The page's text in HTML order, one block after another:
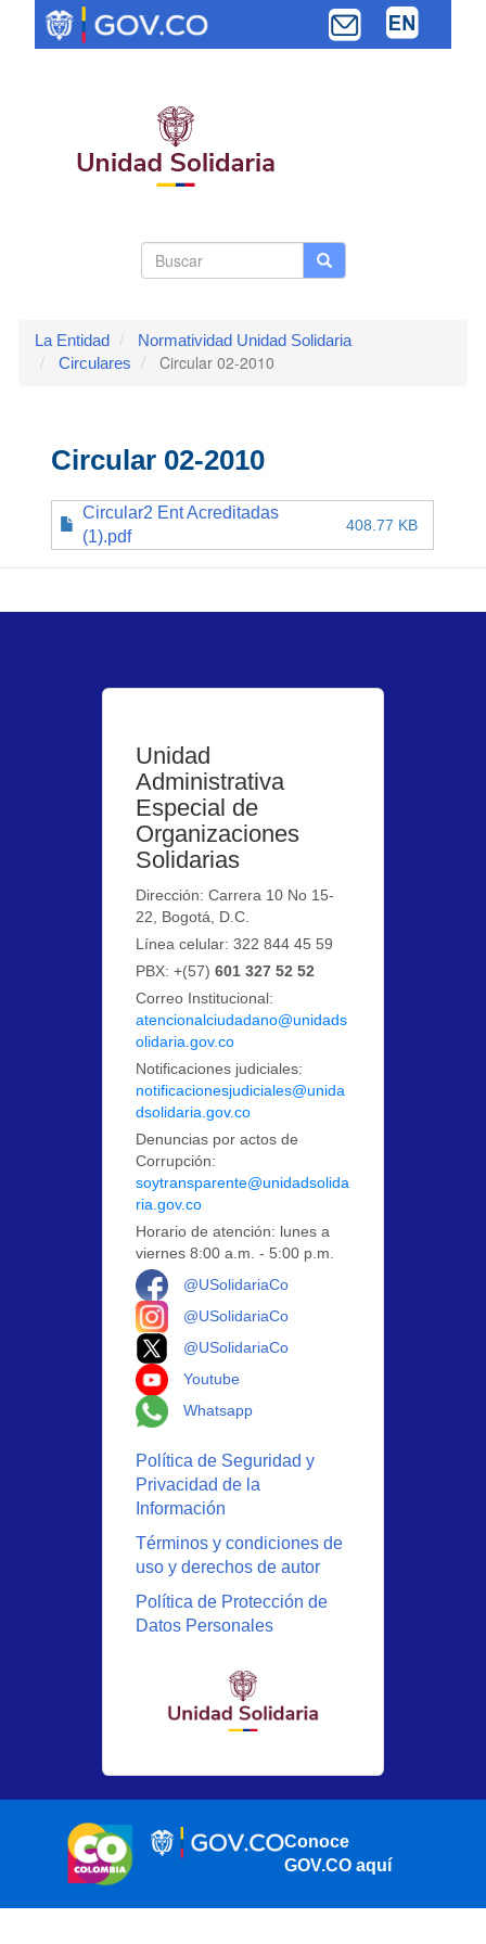
contenido
Buscar Buscar
La Entidad
Normatividad Unidad Solidaria
Circulares
Circular 02-2010
Circular 02-2010
Circular2 Ent Acreditadas
(1).pdf
408.77 KB
Unidad
Administrativa
Especial de
Organizaciones
Solidarias
Dirección: Carrera 10 No 15-
22, Bogotá, D.C.
Línea celular: 322 844 45 59
PBX: +(57)601 327 52 52
Correo Institucional:
atencionalciudadano@unidads
olidaria.gov.co
Notificaciones judiciales:
notificacionesjudiciales@unida
dsolidaria.gov.co
Denuncias por actos de
Corrupción:
soytransparente@unidadsolida
ria.gov.co
Horario de atención: lunes a
viernes 8:00 a.m. - 5:00 p.m.
@USolidariaCo
@USolidariaCo
@USolidariaCo
Youtube
Whatsapp
Política de Seguridad y
Privacidad de la
Información
Términos y condiciones de
uso y derechos de autor
Política de Protección de
Datos Personales
Conoce
GOV.CO aquí